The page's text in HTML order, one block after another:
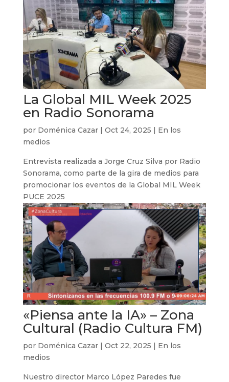
La Global MIL Week 2025
en Radio Sonorama
por Doménica Cazar| Oct 24, 2025 | En los
medios
Entrevista realizada a Jorge Cruz Silva por Radio
Sonorama, como parte de la gira de medios para
promocionar los eventos de la Global MIL Week
PUCE 2025
«Piensa ante la IA» – Zona
Cultural (Radio Cultura FM)
por Doménica Cazar| Oct 22, 2025 | En los
medios
Nuestro director Marco López Paredes fue